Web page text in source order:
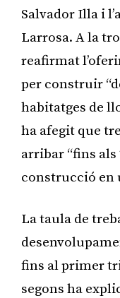
Salvador Illa i
Larrosa. A la
reafirmat
per construir
habitatges de
ha afegit que
arribar “fins als
construcció en
La taula de
fins al primer
segons ha